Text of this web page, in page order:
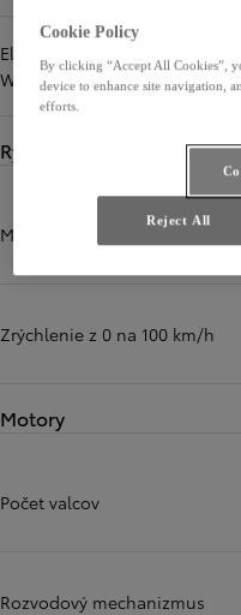
Elektrický dojazd –
WLTP (km)
Rýchlosti
Maximálna rýchlosť
Zrýchlenie z 0 na 100 km/h
Motory
Počet valcov
Rozvodový mechanizmus
Cookie Policy
By clicking “Accept All Cookies”,
device to enhance site navigation,
efforts.
Reject All